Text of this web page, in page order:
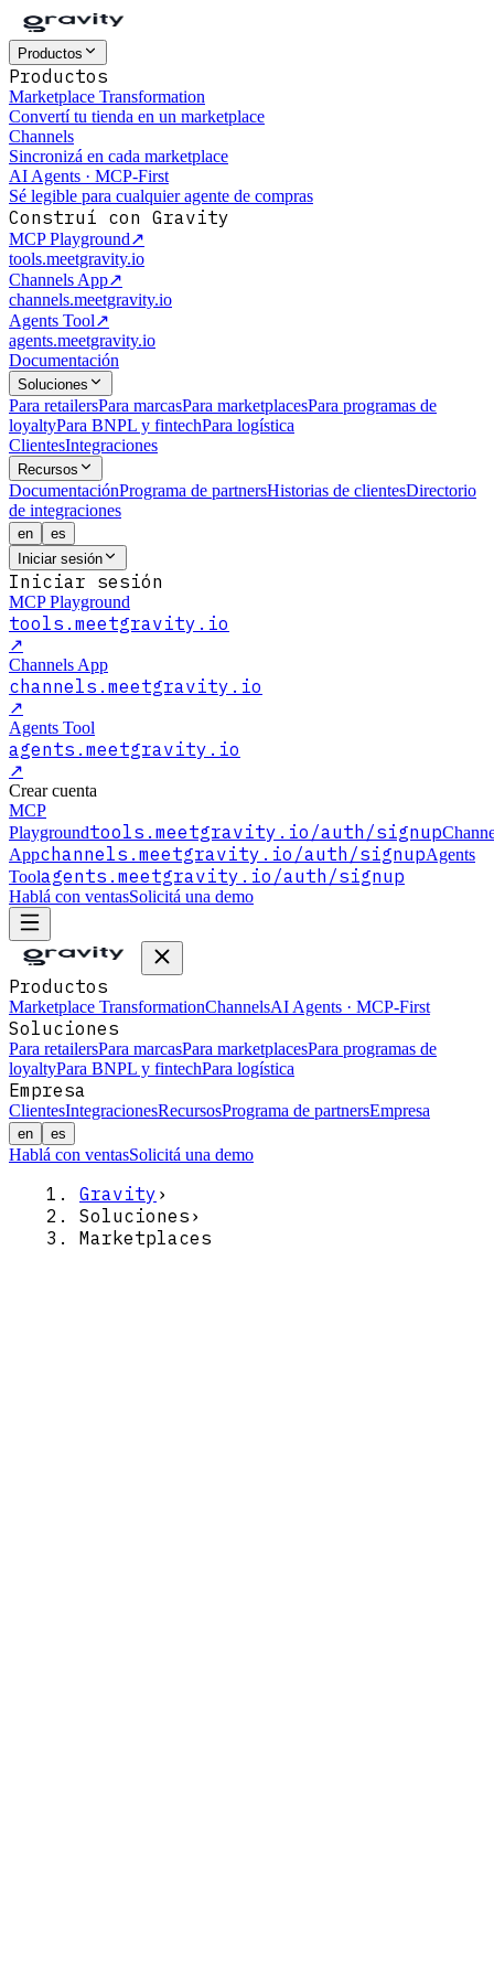
Productos
Productos
Marketplace Transformation
Convertí tu tienda en un marketplace
Channels
Sincronizá en cada marketplace
AI Agents · MCP-First
Sé legible para cualquier agente de compras
Construí con Gravity
MCP Playground↗
tools.meetgravity.io
Channels App↗
channels.meetgravity.io
Agents Tool↗
agents.meetgravity.io
Documentación
Soluciones
Para retailersPara marcasPara marketplacesPara programas de
loyaltyPara BNPL y fintechPara logística
ClientesIntegraciones
Recursos
DocumentaciónPrograma de partnersHistorias de clientesDirectorio
de integraciones
en
es
Iniciar sesión
Iniciar sesión
MCP Playground
tools.meetgravity.io
↗
Channels App
channels.meetgravity.io
↗
Agents Tool
agents.meetgravity.io
↗
Crear cuenta
MCP
Playgroundtools.meetgravity.io /auth/signup
Appchannels.meetgravity.io /auth/signupAgents
Toolagents.meetgravity.io /auth/signup
Hablá con ventasSolicitá una demo
Productos
Marketplace TransformationChannelsAI Agents · MCP-First
Soluciones
Para retailersPara marcasPara marketplacesPara programas de
loyaltyPara BNPL y fintechPara logística
Empresa
ClientesIntegracionesRecursosPrograma de partnersEmpresa
en es
Hablá con ventasSolicitá una demo
Gravity ›
Soluciones ›
Marketplaces